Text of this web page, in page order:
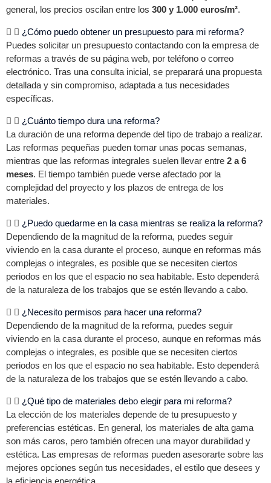
general, los precios oscilan entre los 300 y 1.000 euros/m².
¿Cómo puedo obtener un presupuesto para mi reforma?
Puedes solicitar un presupuesto contactando con la empresa de
reformas a través de su página web, por teléfono o correo
electrónico. Tras una consulta inicial, se preparará una propuesta
detallada y sin compromiso, adaptada a tus necesidades
específicas.
¿Cuánto tiempo dura una reforma?
La duración de una reforma depende del tipo de trabajo a realizar.
Las reformas pequeñas pueden tomar unas pocas semanas,
mientras que las reformas integrales suelen llevar entre 2 a 6
meses. El tiempo también puede verse afectado por la
complejidad del proyecto y los plazos de entrega de los
materiales.
¿Puedo quedarme en la casa mientras se realiza la reforma?
Dependiendo de la magnitud de la reforma, puedes seguir
viviendo en la casa durante el proceso, aunque en reformas más
complejas o integrales, es posible que se necesiten ciertos
periodos en los que el espacio no sea habitable. Esto dependerá
de la naturaleza de los trabajos que se estén llevando a cabo.
¿Necesito permisos para hacer una reforma?
Dependiendo de la magnitud de la reforma, puedes seguir
viviendo en la casa durante el proceso, aunque en reformas más
complejas o integrales, es posible que se necesiten ciertos
periodos en los que el espacio no sea habitable. Esto dependerá
de la naturaleza de los trabajos que se estén llevando a cabo.
¿Qué tipo de materiales debo elegir para mi reforma?
La elección de los materiales depende de tu presupuesto y
preferencias estéticas. En general, los materiales de alta gama
son más caros, pero también ofrecen una mayor durabilidad y
estética. Las empresas de reformas pueden asesorarte sobre las
mejores opciones según tus necesidades, el estilo que desees y
la eficiencia energética.